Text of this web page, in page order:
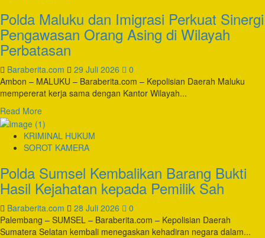
Geng
Motor
di
Indramayu,
Pelaku
Pengrusakan
Warung
Diamankan
Kurang
dari
24
Polda Maluku dan Imigrasi Perkuat Sinergi
Pengawasan Orang Asing di Wilayah
Perbatasan
Baraberita.com 29 Juli 2026
0
Ambon – MALUKU – Baraberita.com – Kepolisian Daerah Maluku
mempererat kerja sama dengan Kantor Wilayah...
Read MoreRead
more
about
Polda
dan
Imigrasi
Perkuat
Sinergi
Pengawasan
Orang
KRIMINAL HUKUM
SOROT KAMERA
Polda Sumsel Kembalikan Barang Bukti
Hasil Kejahatan kepada Pemilik Sah
Baraberita.com 28 Juli 2026
0
Palembang – SUMSEL – Baraberita.com – Kepolisian Daerah
Sumatera Selatan kembali menegaskan kehadiran negara dalam...